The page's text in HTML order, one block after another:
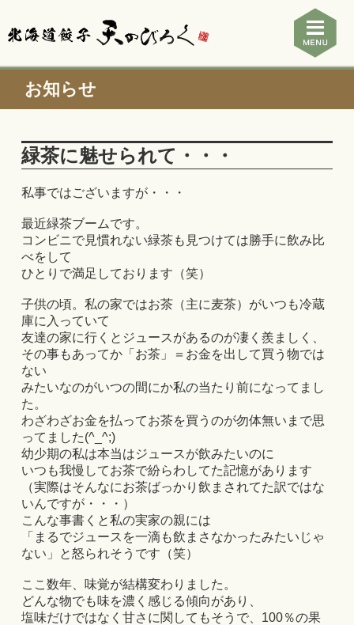
お知らせ
緑茶に魅せられて・・・
私事ではございますが・・・
最近緑茶ブームです。
コンビニで見慣れない緑茶も見つけては勝手に飲み比
べをして
ひとりで満足しております（笑）
子供の頃。私の家ではお茶（主に麦茶）がいつも冷蔵
庫に入っていて
友達の家に行くとジュースがあるのが凄く羨ましく、
その事もあってか「お茶」＝お金を出して買う物では
ない
みたいなのがいつの間にか私の当たり前になってまし
た。
わざわざお金を払ってお茶を買うのが勿体無いまで思
ってました(^_^;)
幼少期の私は本当はジュースが飲みたいのに
いつも我慢してお茶で紛らわしてた記憶があります
（実際はそんなにお茶ばっかり飲まされてた訳ではな
いんですが・・・）
こんな事書くと私の実家の親には
「まるでジュースを一滴も飲まさなかったみたいじゃ
ない」と怒られそうです（笑）
ここ数年、味覚が結構変わりました。
どんな物でも味を濃く感じる傾向があり、
塩味だけではなく甘さに関してもそうで、100％の果